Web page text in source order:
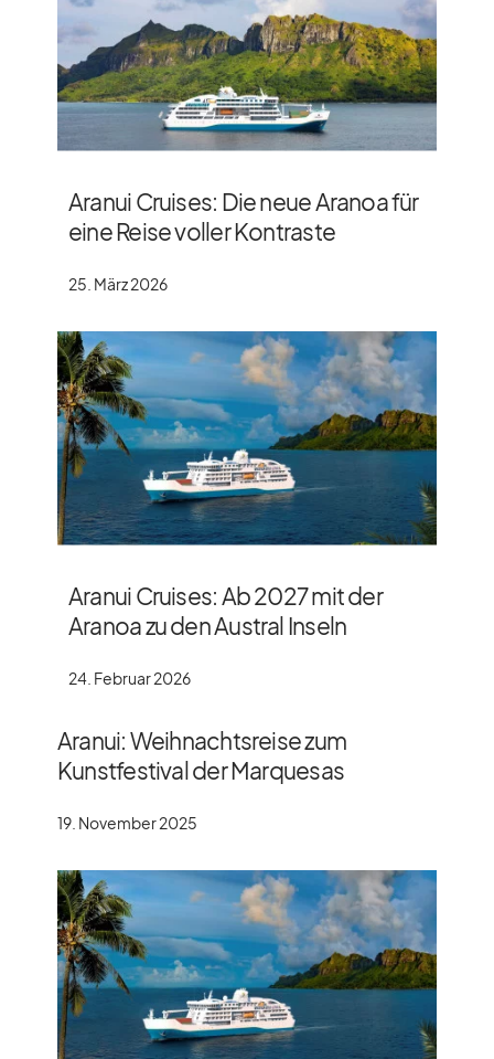
Aranui Cruises: Die neue Aranoa für
eine Reise voller Kontraste
25. März 2026
Aranui Cruises: Ab 2027 mit der
Aranoa zu den Austral Inseln
24. Februar 2026
Aranui: Weihnachtsreise zum
Kunstfestival der Marquesas
19. November 2025